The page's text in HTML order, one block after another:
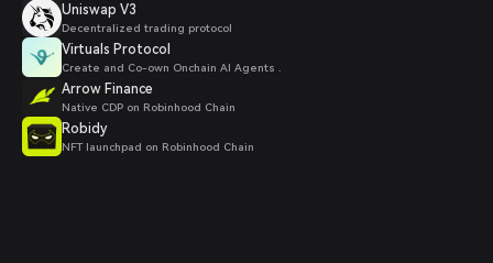
Uniswap V3
Decentralized trading protocol
Virtuals Protocol
Create and Co-own Onchain AI Agents .
Arrow Finance
Native CDP on Robinhood Chain
Robidy
NFT launchpad on Robinhood Chain